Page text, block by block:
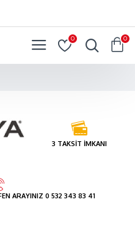
0 0
3 TAKSİT İMKANI
ARAYINIZ 0 532 343 83 41